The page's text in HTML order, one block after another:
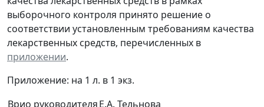
выборочного контроля принято решение о
соответствии установленным требованиям качества
лекарственных средств, перечисленных в
приложении.
Приложение: на 1 л. в 1 экз.
Врио руководителяЕ.А. Тельнова